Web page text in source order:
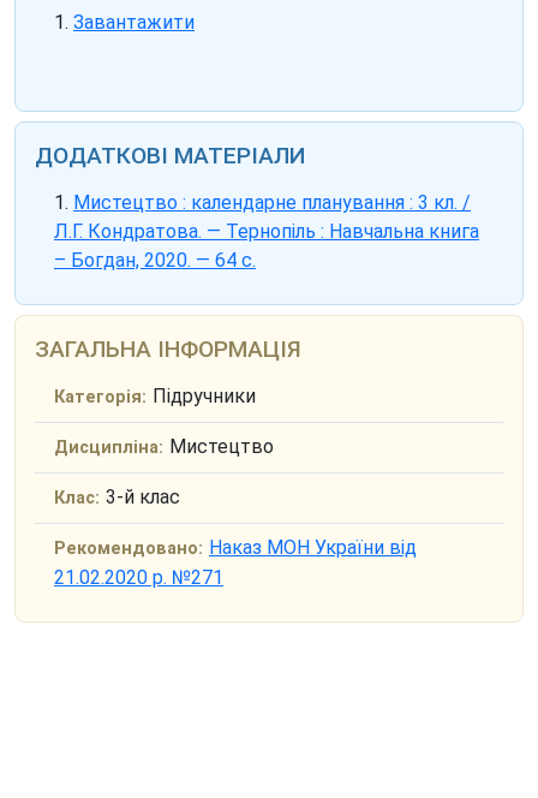
Завантажити
ДОДАТКОВІ МАТЕРІАЛИ
Мистецтво : календарне планування : 3 кл. /
Л.Г. Кондратова. — Тернопіль : Навчальна книга
– Богдан, 2020. — 64 с.
ЗАГАЛЬНА ІНФОРМАЦІЯ
Категорія: Підручники
Дисципліна: Мистецтво
Клас: 3-й клас
Рекомендовано: Наказ МОН України від
21.02.2020 р. №271